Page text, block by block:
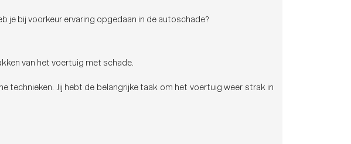
je bij voorkeur ervaring opgedaan in de autoschade?
van het voertuig met schade.
technieken. Jij hebt de belangrijke taak om het voertuig weer strak in